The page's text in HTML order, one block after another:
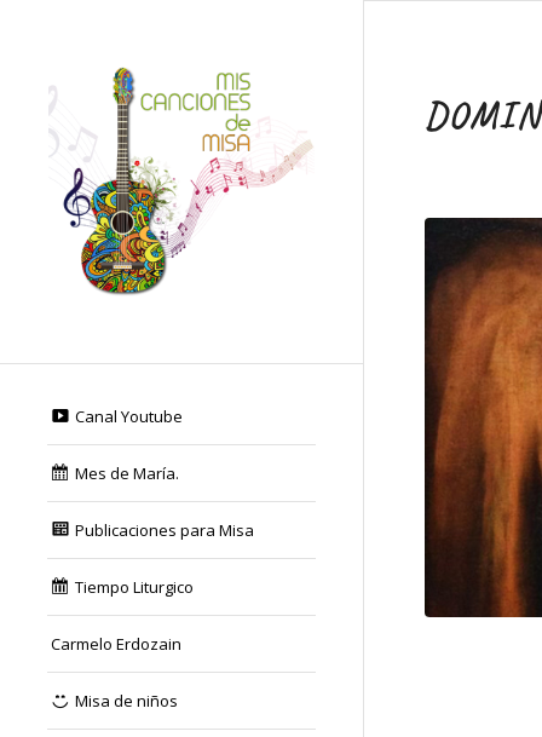
Canal Youtube
Mes de María.
Publicaciones para Misa
Tiempo Liturgico
Carmelo Erdozain
Misa de niños